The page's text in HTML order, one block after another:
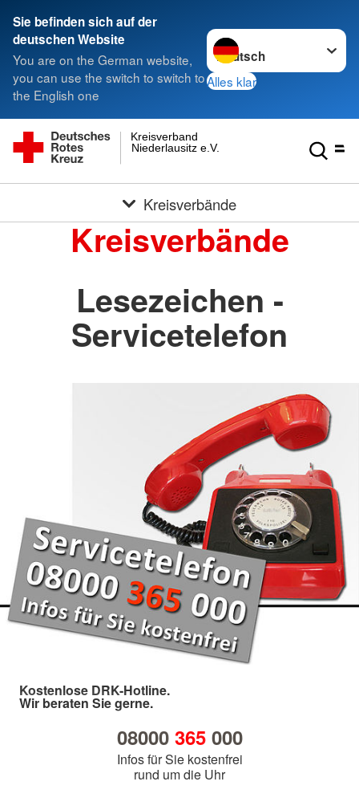
Sie befinden sich auf der
deutschen Website
You are on the German website,
you can use the switch to switch to
the English one
Sprache wechseln zu
Alles klar
Niederlausitz e.V.
Kreisverband
Kreisverbände
Kreisverbände
Lesezeichen -
Servicetelefon
Kostenlose DRK-Hotline.
Wir beraten Sie gerne.
08000 365000
Infos für Sie kostenfrei
rund um die Uhr